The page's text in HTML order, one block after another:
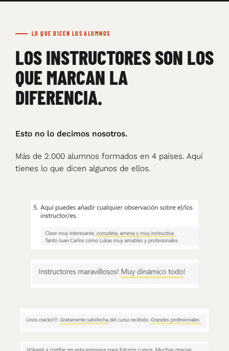
LO QUE DICEN LOS ALUMNOS
LOS INSTRUCTORES SON LOS
QUE MARCAN LA
DIFERENCIA.
Esto no lo decimos nosotros.
Más de 2.000 alumnos formados en 4 países. Aquí
tienes lo que dicen algunos de ellos.